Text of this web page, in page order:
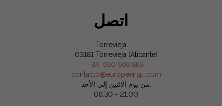
اتصل
Torrevieja
03181 Torrevieja (Alicante)
+34 650 569 863
contacto@europeangli.com
من يوم الاثنين إلى الأحد:
08:30 - 21:00